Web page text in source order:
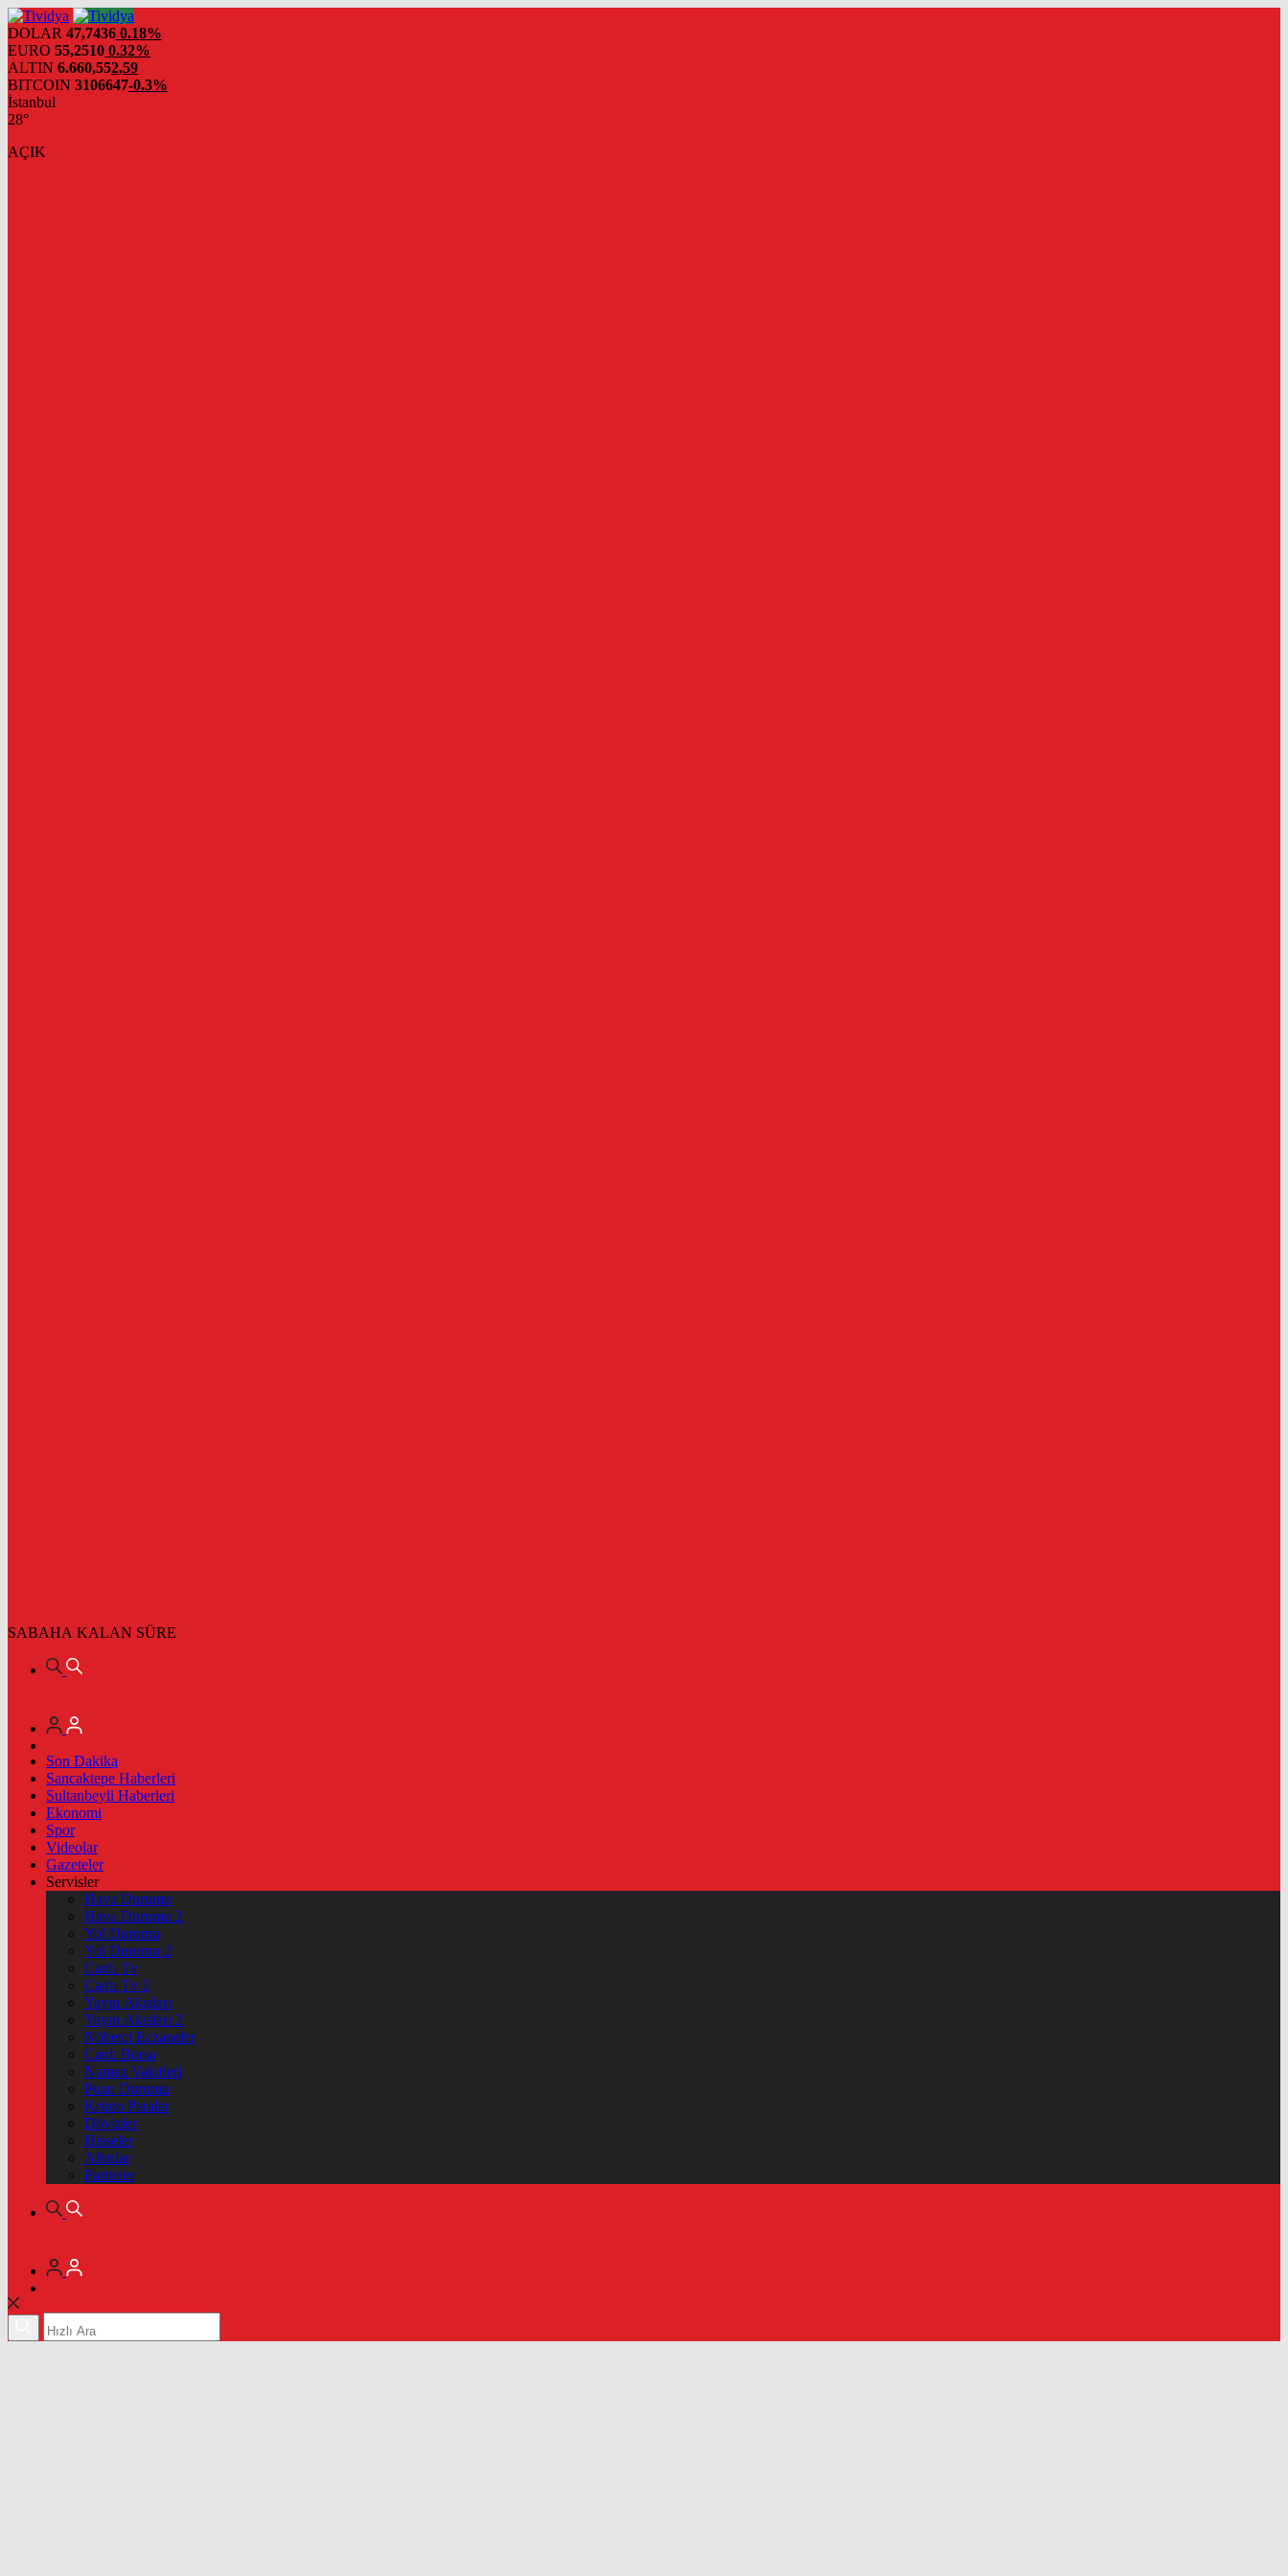
evden
eve
nakliyat
DOLAR 47,7436 0.18%
EURO 55,2510 0.32%
ALTIN 6.660,552,59
BITCOIN 3106647-0.3%
İstanbul
28°
AÇIK
SABAHA KALAN SÜRE
Son Dakika
Sancaktepe Haberleri
Sultanbeyli Haberleri
Ekonomi
Spor
Videolar
Gazeteler
Servisler
Hava Durumu
Hava Durumu 2
Yol Durumu
Yol Durumu 2
Canlı Tv
Canlı Tv 2
Yayın Akışları
Yayın Akışları 2
Nöbetçi Eczaneler
Canlı Borsa
Namaz Vakitleri
Puan Durumu
Kripto Paralar
Dövizler
Hisseler
Altınlar
Pariteler